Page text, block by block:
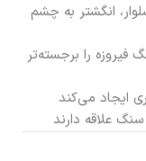
انگشتر به چشم
را برجسته‌تر
ایجاد می‌کند
علاقه دارند